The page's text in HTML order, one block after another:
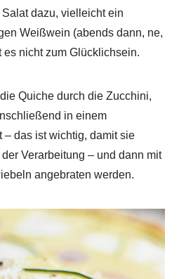
dazu, vielleicht ein
Weißwein (abends dann, ne,
es nicht zum Glücklichsein.
Quiche durch die Zucchini,
in einem
– das ist wichtig, damit sie
Verarbeitung – und dann mit
angebraten werden.